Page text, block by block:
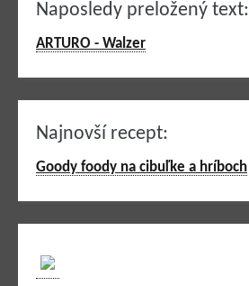
Naposledy preložený text:
ARTURO - Walzer
Najnovší recept:
Goody foody na cibuľke a hríboch